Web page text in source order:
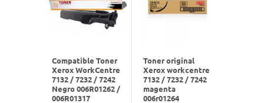
Compatible Toner
Xerox WorkCentre
7132 / 7232 / 7242
Negro 006R01262 /
006R01317
Toner original
Xerox workcentre
7132 / 7232 / 7242
magenta
006r01264